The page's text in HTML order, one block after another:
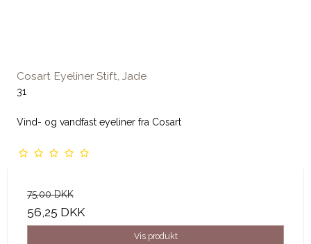
Cosart Eyeliner Stift, Jade
31
Vind- og vandfast eyeliner fra Cosart
75,00 DKK
56,25 DKK
Vis produkt